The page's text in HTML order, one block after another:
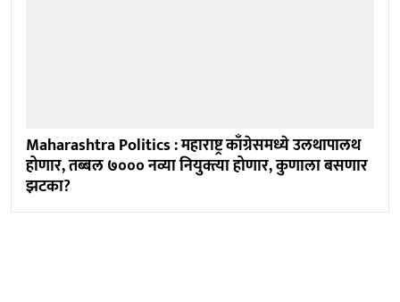
Maharashtra Politics : महाराष्ट्र काँग्रेसमध्ये उलथापालथ
होणार, तब्बल ७००० नव्या नियुक्त्या होणार, कुणाला बसणार
झटका?